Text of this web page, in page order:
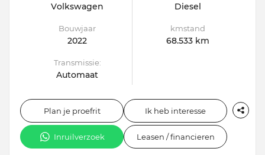
Volkswagen Diesel
Bouwjaar
2022
kmstand
68.533 km
Transmissie:
Automaat
Plan je proefrit Ik heb interesse
Inruilverzoek Leasen / financieren